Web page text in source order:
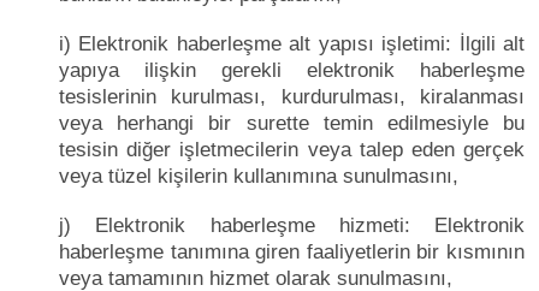
i) Elektronik haberleşme alt yapısı işletimi: İlgili alt
yapıya ilişkin gerekli elektronik haberleşme
tesislerinin kurulması, kurdurulması, kiralanması
veya herhangi bir surette temin edilmesiyle bu
tesisin diğer işletmecilerin veya talep eden gerçek
veya tüzel kişilerin kullanımına sunulmasını,
j) Elektronik haberleşme hizmeti: Elektronik
haberleşme tanımına giren faaliyetlerin bir kısmının
veya tamamının hizmet olarak sunulmasını,